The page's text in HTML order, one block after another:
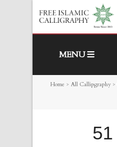
MENU
Home > All Callipgraphy >